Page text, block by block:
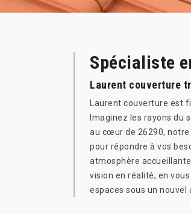
Spécialiste
Laurent couverture
Laurent couverture est
Imaginez les rayons du
au cœur de 26290,
pour répondre à vos
atmosphère
vision en réalité, en
espaces sous un nouvel